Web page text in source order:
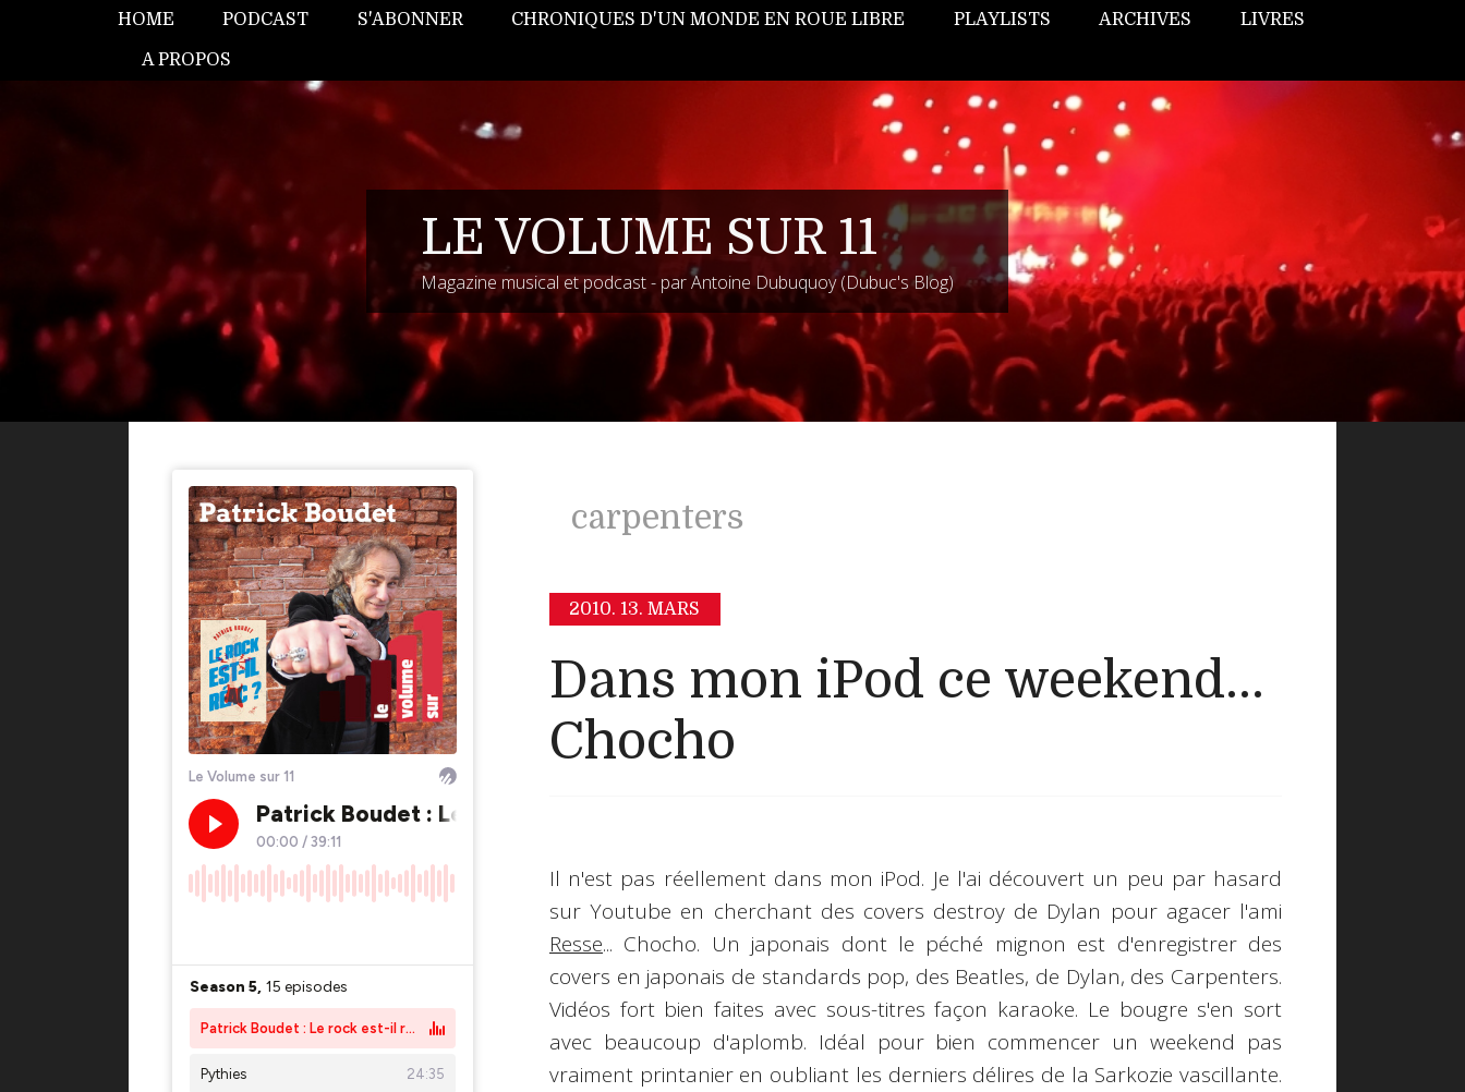
HOME PODCAST S'ABONNER CHRONIQUES D'UN MONDE EN ROUE LIBRE PLAYLISTS ARCHIVES LIVRES
A PROPOS
LE VOLUME SUR 11
Magazine musical et podcast - par Antoine Dubuquoy (Dubuc's Blog)
carpenters
2010. 13. MARS
Dans mon iPod ce weekend...
Chocho
Il n'est pas réellement dans mon iPod. Je l'ai découvert un peu par hasard
sur Youtube en cherchant des covers destroy de Dylan pour agacer l'ami
Resse... Chocho. Un japonais dont le péché mignon est d'enregistrer des
covers en japonais de standards pop, des Beatles, de Dylan, des Carpenters.
Vidéos fort bien faites avec sous-titres façon karaoke. Le bougre s'en sort
avec beaucoup d'aplomb. Idéal pour bien commencer un weekend pas
vraiment printanier en oubliant les derniers délires de la Sarkozie vascillante.